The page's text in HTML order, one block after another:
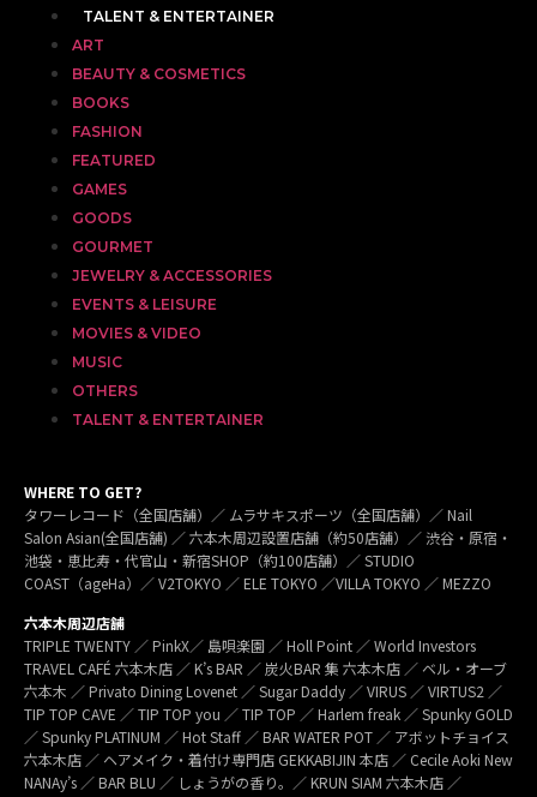
TALENT & ENTERTAINER
ART
BEAUTY & COSMETICS
BOOKS
FASHION
FEATURED
GAMES
GOODS
GOURMET
JEWELRY & ACCESSORIES
EVENTS & LEISURE
MOVIES & VIDEO
MUSIC
OTHERS
TALENT & ENTERTAINER
WHERE TO GET?
タワーレコード（全国店舗）／ ムラサキスポーツ（全国店舗）／ Nail
Salon Asian(全国店舗) ／ 六本木周辺設置店舗（約50店舗）／ 渋谷・原宿・
池袋・恵比寿・代官山・新宿SHOP（約100店舗）／ STUDIO
COAST（ageHa）／ V2TOKYO ／ ELE TOKYO ／VILLA TOKYO ／ MEZZO
六本木周辺店舗
TRIPLE TWENTY ／ PinkX／ 島唄楽園 ／ Holl Point ／ World Investors
TRAVEL CAFÉ 六本木店 ／ K’s BAR ／ 炭火BAR 集 六本木店 ／ ベル・オーブ
六本木 ／ Privato Dining Lovenet ／ Sugar Daddy ／ VIRUS ／ VIRTUS2 ／
TIP TOP CAVE ／ TIP TOP you ／ TIP TOP ／ Harlem freak ／ Spunky GOLD
／ Spunky PLATINUM ／ Hot Staff ／ BAR WATER POT ／ アボットチョイス
六本木店 ／ ヘアメイク・着付け専門店 GEKKABIJIN 本店 ／ Cecile Aoki New
NANAy’s ／ BAR BLU ／ しょうがの香り。／ KRUN SIAM 六本木店 ／